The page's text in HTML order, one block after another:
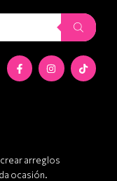
F
a
c
I
n
s
T
i
k
arreglos
ocasión.